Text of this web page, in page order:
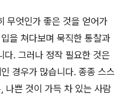
무엇인가 좋은 것을 얻어가
을 쳐다보며 묵직한 통찰과
다. 그러나 정작 필요한 것은
경우가 많습니다. 종종 스스
나쁜 것이 가득 차 있는 사람